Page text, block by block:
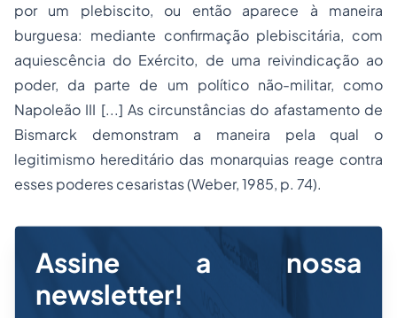
por um plebiscito, ou então aparece à maneira
burguesa: mediante confirmação plebiscitária, com
aquiescência do Exército, de uma reivindicação ao
poder, da parte de um político não-militar, como
Napoleão III [...] As circunstâncias do afastamento de
Bismarck demonstram a maneira pela qual o
legitimismo hereditário das monarquias reage contra
esses poderes cesaristas (Weber, 1985, p. 74).
Assine a nossa
newsletter!